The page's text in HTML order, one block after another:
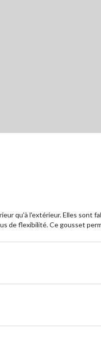
qu'à l'extérieur. Elles sont
de flexibilité. Ce gousset